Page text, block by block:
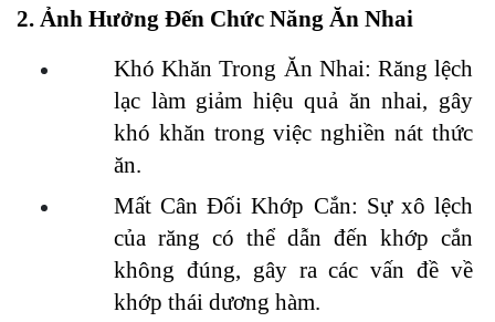
2. Ảnh Hưởng Đến Chức Năng Ăn Nhai
Khó Khăn Trong Ăn Nhai: Răng lệch
lạc làm giảm hiệu quả ăn nhai, gây
khó khăn trong việc nghiền nát thức
ăn.
Mất Cân Đối Khớp Cắn: Sự xô lệch
của răng có thể dẫn đến khớp cắn
không đúng, gây ra các vấn đề về
khớp thái dương hàm.